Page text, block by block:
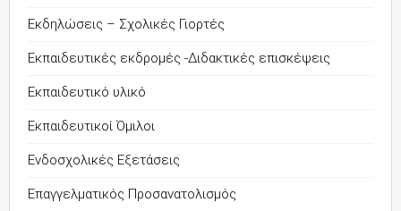
Εκδηλώσεις – Σχολικές Γιορτές
Εκπαιδευτικές εκδρομές -Διδακτικές επισκέψεις
Εκπαιδευτικό υλικό
Εκπαιδευτικοί Όμιλοι
Ενδοσχολικές Εξετάσεις
Επαγγελματικός Προσανατολισμός